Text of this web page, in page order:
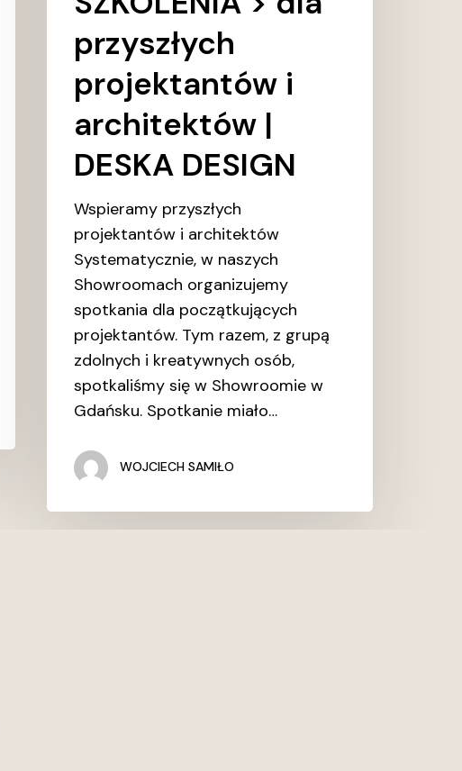
przyszłych
projektantów i
architektów |
DESKA DESIGN
Wspieramy przyszłych
projektantów i architektów
Systematycznie, w naszych
Showroomach organizujemy
spotkania dla początkujących
projektantów. Tym razem, z grupą
zdolnych i kreatywnych osób,
spotkaliśmy się w Showroomie w
Gdańsku. Spotkanie miało…
WOJCIECH SAMIŁO